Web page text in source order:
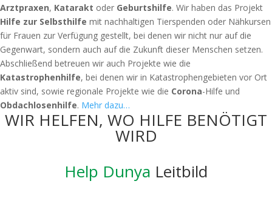
Arztpraxen, Katarakt oder Geburtshilfe. Wir haben das Projekt
Hilfe zur Selbsthilfe mit nachhaltigen Tierspenden oder Nähkursen
für Frauen zur Verfügung gestellt, bei denen wir nicht nur auf die
Gegenwart, sondern auch auf die Zukunft dieser Menschen setzen.
Abschließend betreuen wir auch Projekte wie die
Katastrophenhilfe, bei denen wir in Katastrophengebieten vor Ort
aktiv sind, sowie regionale Projekte wie die Corona-Hilfe und
Obdachlosenhilfe. Mehr dazu…
WIR HELFEN, WO HILFE BENÖTIGT
WIRD
Help Dunya Leitbild